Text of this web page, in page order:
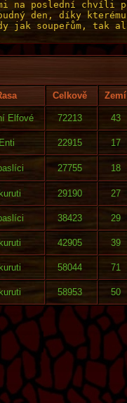
Celkově Zemí
Elfové 72213 43
Enti 22915 17
27755 18
29190 27
38423 29
42905 39
58044 71
58953 50